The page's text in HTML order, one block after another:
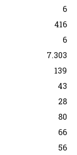
6
416
6
7.303
139
43
28
80
66
56